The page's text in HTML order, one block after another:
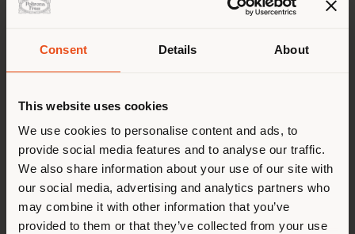
Consent Details About
This website uses cookies
We use cookies to personalise content and ads, to
provide social media features and to analyse our traffic.
We also share information about your use of our site with
our social media, advertising and analytics partners who
may combine it with other information that you’ve
provided to them or that they’ve collected from your use
Telefon +39 0184 1968029
EINEN TERMIN ANFRAGEN
Dienstag 10:00 - 19:00
Mittwoch 10:00 - 19:00
Donnerstag 10:00 - 19:00
Freitag 10:00 - 19:00
Samstag 10:00 - 19:00
Sonntag 10:00 - 19:00
Sie browsen in einem anderen
Land als Ihrem Standort. Wir
empfehlen Ihnen, sich richtig
zu orientieren, um Einkäufe
tätigen zu können. (us)